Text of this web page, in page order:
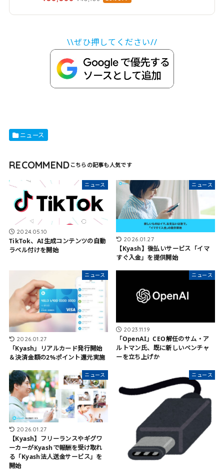
リング iOS/Android対応 ブラック
\\ぜひ押してください//
ニュース
RECOMMEND
ニュース
2024.05.10
TikTok、AI生成コンテンツの自動
ラベル付けを開始
ニュース
2026.01.27
【Kyash】後払いサービス「イマ
すぐ入金」を提供開始
ニュース
2026.01.27
「Kyash」リアルカード発行開始
＆決済金額の2%ポイント還元実施
ニュース
2023.11.19
「OpenAI」CEO解任のサム・ア
ルトマン氏、既に新しいベンチャ
ーを立ち上げか
ニュース
2026.01.27
【Kyash】フリーランスやギグワ
ーカーがKyashで報酬を受け取れ
る「Kyash法人送金サービス」を
開始
ニュース